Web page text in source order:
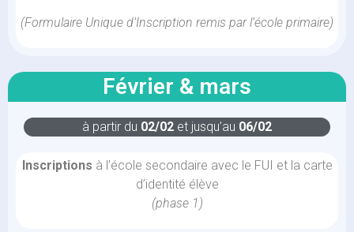
(Formulaire Unique d’Inscription remis par l’école primaire)
Février & mars
à partir du 02/02 et jusqu’au 06/02
Inscriptions à l’école secondaire avec le FUI et la carte
d’identité élève
(phase 1)